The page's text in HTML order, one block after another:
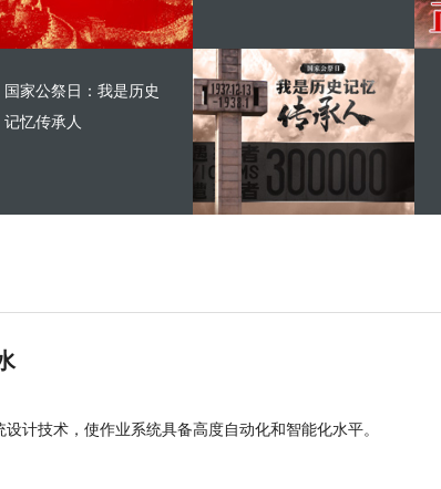
国家公祭日：我是历史
记忆传承人
计技术，使作业系统具备高度自动化和智能化水平。